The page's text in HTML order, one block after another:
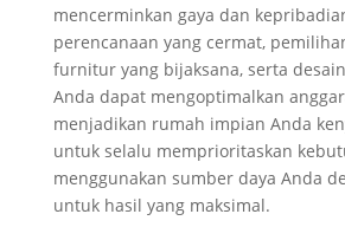
mencerminkan gaya dan
perencanaan yang cermat,
furnitur yang bijaksana, serta
Anda dapat mengoptimalkan
menjadikan rumah impian Anda
untuk selalu memprioritaskan
menggunakan sumber daya Anda
untuk hasil yang maksimal.